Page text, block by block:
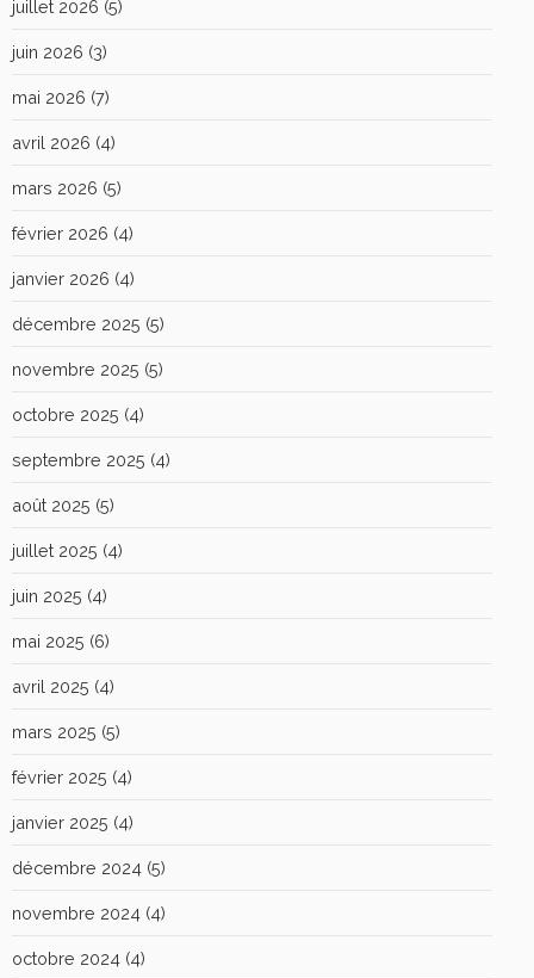
juillet 2026 (5)
juin 2026 (3)
mai 2026 (7)
avril 2026 (4)
mars 2026 (5)
février 2026 (4)
janvier 2026 (4)
décembre 2025 (5)
novembre 2025 (5)
octobre 2025 (4)
septembre 2025 (4)
août 2025 (5)
juillet 2025 (4)
juin 2025 (4)
mai 2025 (6)
avril 2025 (4)
mars 2025 (5)
février 2025 (4)
janvier 2025 (4)
décembre 2024 (5)
novembre 2024 (4)
octobre 2024 (4)